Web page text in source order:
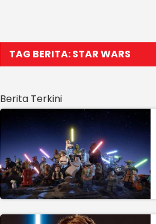
TAG BERITA: STAR WARS
Berita Terkini